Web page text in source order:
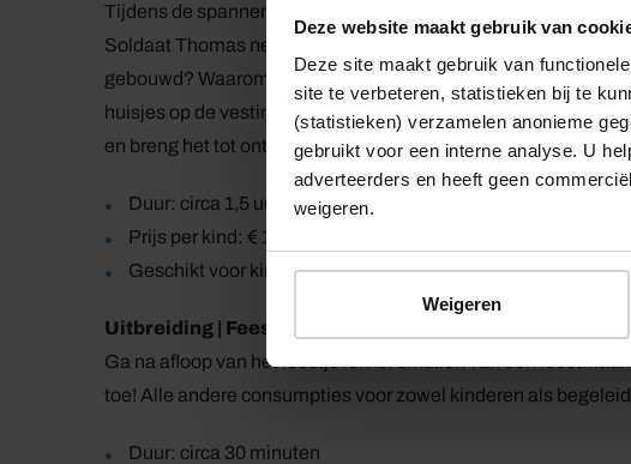
Deze website maakt gebruik van
Deze site maakt gebruik van
site te verbeteren, statistieken bij te
(statistieken) verzamelen anonieme
gebruikt voor een interne analyse. U
adverteerders en heeft geen
weigeren.
Weigeren
Tijdens de spannende speurtocht ontdek je het kasteel en de
Soldaat Thomas nemen je mee op een reis door meer dan
gebouwd? Waarom zat Hugo de Groot hier in de gevangenis?
huisjes op de vesting? Leer tijdens je zoektocht schieten als
en breng het tot ontploffing en laat de muren van de kruittoren
Duur: circa 1,5 uur
Prijs per kind: € 15,-, inclusief een glaasje ranja
Geschikt voor kinderen van 6 – 12 jaar
Uitbreiding | Feestmaal
Ga na afloop van het feestje lekker smullen van een
toe! Alle andere consumpties voor zowel kinderen als
Duur: circa 30 minuten